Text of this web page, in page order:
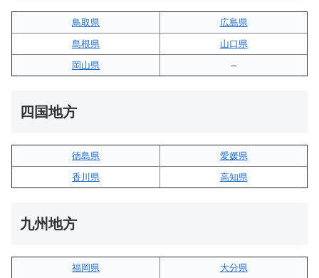
鳥取県
広島県
島根県
山口県
岡山県
–
四国地方
徳島県
愛媛県
香川県
高知県
九州地方
福岡県 大分県